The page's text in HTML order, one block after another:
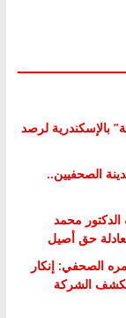
بالإسكندرية لرصد
الصحفيين..
محمد
حق أصيل
الصحفي: إنكار
بكشف الشركة